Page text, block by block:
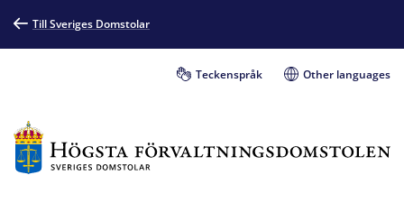
Till Sveriges Domstolar
Teckenspråk Other languages